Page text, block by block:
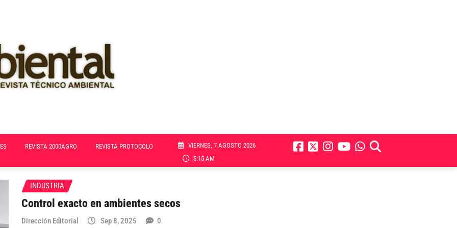
REVISTA 2000AGRO REVISTA PROTOCOLO
VIERNES, 7 AGOSTO 2026
5:15 AM
INDUSTRIA
Control exacto en ambientes secos
Dirección Editorial Sep 8, 2025 0